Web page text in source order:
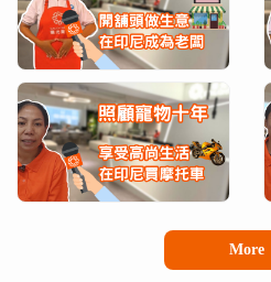
周小姐
More